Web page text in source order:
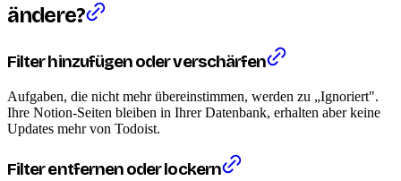
ändere?
Filter hinzufügen oder verschärfen
Aufgaben, die nicht mehr übereinstimmen, werden zu „Ignoriert".
Ihre Notion-Seiten bleiben in Ihrer Datenbank, erhalten aber keine
Updates mehr von Todoist.
Filter entfernen oder lockern